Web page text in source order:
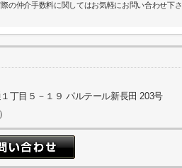
の仲介手数料に関してはお気軽にお問い合わせ下さ
丁目５－１９ パルテール新長田 203号